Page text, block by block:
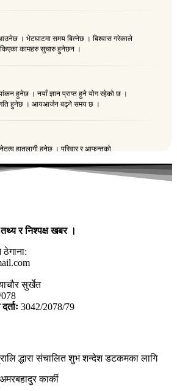
र निश्पक्ष खबर ।
सुर्खेत
3042/2078/79
द्धारा संचालित शुभ शन्देश डटकमका लागि
अमरबहादुर कार्की